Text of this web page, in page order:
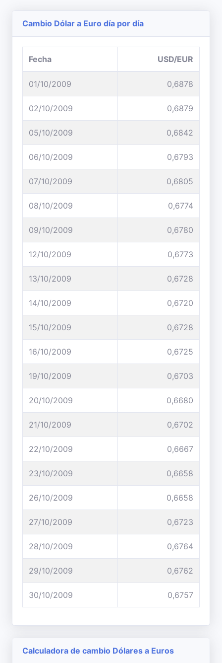
Cambio Dólar a Euro día por día
Fecha USD/EUR
01/10/2009 0,6878
02/10/2009 0,6879
05/10/2009 0,6842
06/10/2009 0,6793
07/10/2009 0,6805
08/10/2009 0,6774
09/10/2009 0,6780
12/10/2009 0,6773
13/10/2009 0,6728
14/10/2009 0,6720
15/10/2009 0,6728
16/10/2009 0,6725
19/10/2009 0,6703
20/10/2009 0,6680
21/10/2009 0,6702
22/10/2009 0,6667
23/10/2009 0,6658
26/10/2009 0,6658
27/10/2009 0,6723
28/10/2009 0,6764
29/10/2009 0,6762
30/10/2009 0,6757
Calculadora de cambio Dólares a Euros